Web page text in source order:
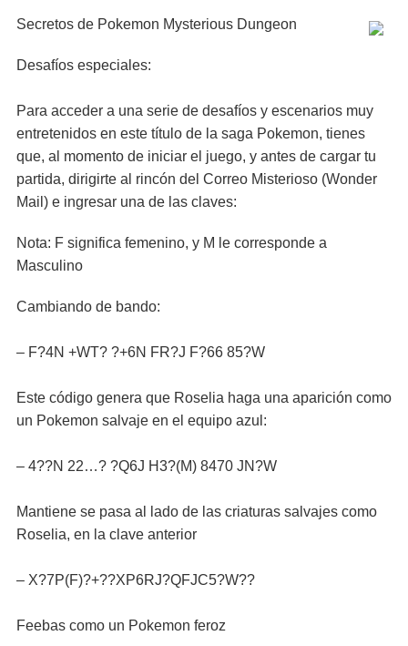
Secretos de Pokemon Mysterious Dungeon
Desafíos especiales:
Para acceder a una serie de desafíos y escenarios muy
entretenidos en este título de la saga Pokemon, tienes
que, al momento de iniciar el juego, y antes de cargar tu
partida, dirigirte al rincón del Correo Misterioso (Wonder
Mail) e ingresar una de las claves:
Nota: F significa femenino, y M le corresponde a
Masculino
Cambiando de bando:
– F?4N +WT? ?+6N FR?J F?66 85?W
Este código genera que Roselia haga una aparición como
un Pokemon salvaje en el equipo azul:
– 4??N 22…? ?Q6J H3?(M) 8470 JN?W
Mantiene se pasa al lado de las criaturas salvajes como
Roselia, en la clave anterior
– X?7P(F)?+??XP6RJ?QFJC5?W??
Feebas como un Pokemon feroz